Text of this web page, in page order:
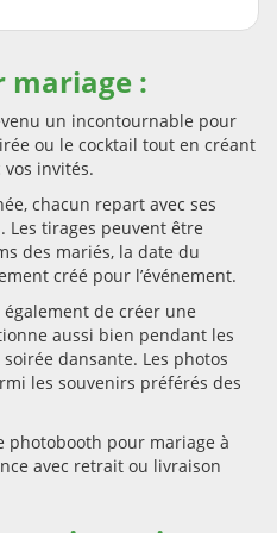
mariage :
un incontournable pour
ou le cocktail tout en créant
invités.
chacun repart avec ses
Les tirages peuvent être
des mariés, la date du
créé pour l’événement.
de créer une
aussi bien pendant les
dansante. Les photos
les souvenirs préférés des
photobooth pour mariage à
avec retrait ou livraison